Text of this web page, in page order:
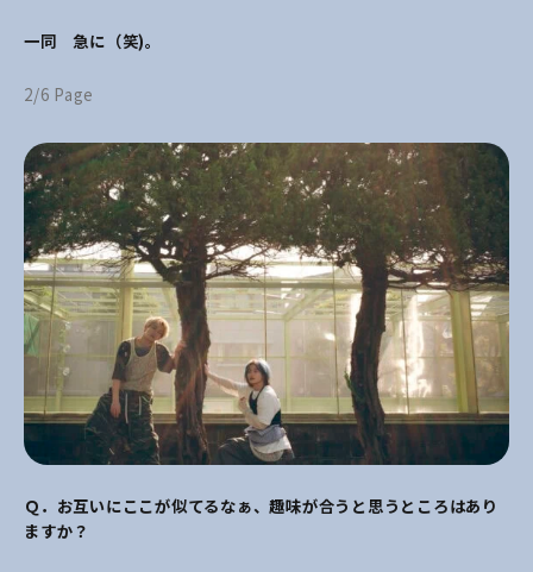
一同 急に（笑)。
2/6 Page
Ｑ．お互いにここが似てるなぁ、趣味が合うと思うところはあり
ますか？